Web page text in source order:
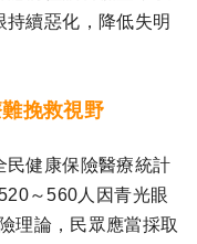
續惡化，降低失明
挽救視野
民健康保險醫療統計
～560人因青光眼
理論，民眾應當採取